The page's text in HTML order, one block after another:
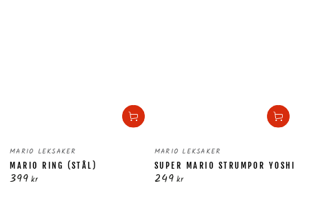
Säljare:
MARIO LEKSAKER
MARIO RING (STÅL)
Ordinarie
399 kr
Säljare:
MARIO LEKSAKER
SUPER MARIO STRUMPOR YOSHI
Ordinarie
249 kr